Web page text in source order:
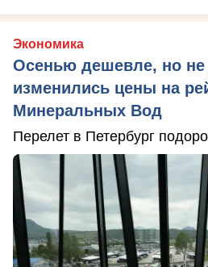
Экономика
Осенью дешевле, но не
изменились цены на
Минеральных Вод
Перелет в Петербург